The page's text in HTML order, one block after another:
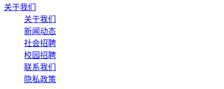
关于我们
关于我们
新闻动态
社会招聘
校园招聘
联系我们
隐私政策